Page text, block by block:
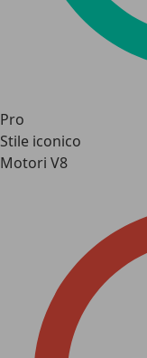
Pro
Stile iconico
Motori V8